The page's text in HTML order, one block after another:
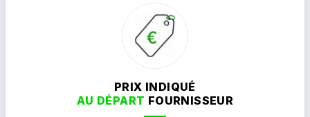
PRIX INDIQUÉ
AU DÉPART FOURNISSEUR